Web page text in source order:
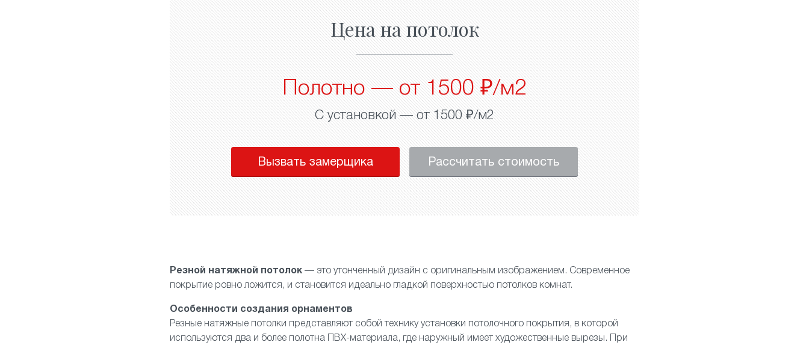
Цена на потолок
Полотно — от 1500 ₽/м2
С установкой — от 1500 ₽/м2
Вызвать замерщика Рассчитать стоимость
Резной натяжной потолок — это утонченный дизайн с оригинальным изображением. Современное
покрытие ровно ложится, и становится идеально гладкой поверхностью потолков комнат.
Особенности создания орнаментов
Резные натяжные потолки представляют собой технику установки потолочного покрытия, в которой
используются два и более полотна ПВХ-материала, где наружный имеет художественные вырезы. При